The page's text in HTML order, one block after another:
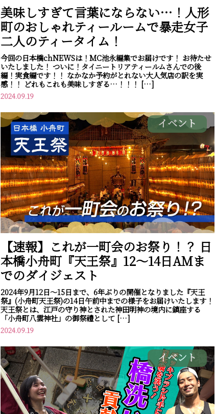
美味しすぎて言葉にならない…！人形
町のおしゃれティールームで暴走女子
二人のティータイム！
今回の日本橋chNEWSは！MC池永編集でお届けです！ お待たせ
いたしました！ ついに！タイニートリアティールムさんでの後
編！実食編です！！ なかなか予約がとれない大人気店の訳を実
感！！ どれもこれも美味しすぎる…！！！ […]
2024.09.19
イベント
【速報】これが一町会のお祭り！？ 日
本橋小舟町『天王祭』12～14日AMま
でのダイジェスト
2024年9月12日～15日まで、6年ぶりの開催となりました『天王
祭』(小舟町天王祭)の14日午前中までの様子をお届けいたします！
天王祭とは、江戸の守り神とされた神田明神の境内に鎮座する
「小舟町八雲神社」の御祭禮として […]
2024.09.19
イベント